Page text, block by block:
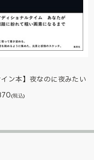
イン本】夜なのに夜みたい
(税込)